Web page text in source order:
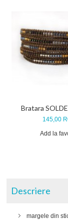
Bratara
145,00
Add la
Descriere
margele din